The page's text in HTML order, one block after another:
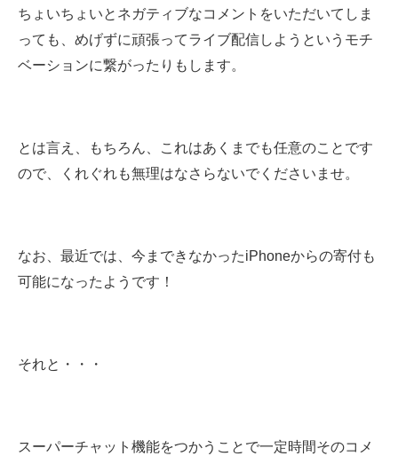
ちょいちょいとネガティブなコメントをいただいてしま
っても、めげずに頑張ってライブ配信しようというモチ
ベーションに繋がったりもします。
とは言え、もちろん、これはあくまでも任意のことです
ので、くれぐれも無理はなさらないでくださいませ。
なお、最近では、今まできなかったiPhoneからの寄付も
可能になったようです！
それと・・・
スーパーチャット機能をつかうことで一定時間そのコメ